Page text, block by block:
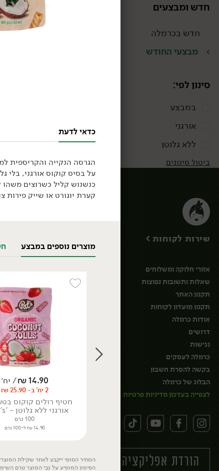
חדש ומבצעים
חדש בכרמלה
מבצעי החודש
סינון לפי:
במבצע
אורגני
ללא גלוטן
ביטול סינונים
מבצעי
כדאי לדעת
הגרסה הנקייה והקריספית
על בסיס קוקוס אורגני, בלי
כנשנוש קליל כשרוצים
קערת יוגורט או שייק פירות
מוצרים נוספים במבצע
14.90
₪/ יח׳
2 יח' ב- 25.90 ₪
חטיף רולים קוקוס
אורגני ללא גלוטן - 'Path's'
100 גרם
14.90 ₪ ל-100 גרם
המחיר הסופי ייקבע לאחר שקילת
הסימון המופיע על גבי המוצר טרם
חסות נבטים
מיקרו
פרחי מאכל
ובשלות
שירות לקוחות >
אזורי חלוקה ומשלוחים
שאלות ותשובות נפוצות
תקנון האתר
תקנון מועדון לקוחות
אודות כרמלה
דרושים
נגישות
כרמלה לעסקים
בקשה להסרת חשבון
הבלוג של כרמלה
לצפייה בעדכון מדיניות פרטיות
הורדת אפליקציה כרמלה